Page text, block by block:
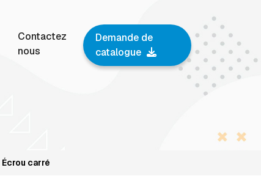
Contactez
nous
Demande de
catalogue
Écrou carré